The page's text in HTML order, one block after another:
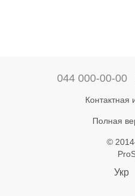
044 000-00-00
Полная
©
Укр